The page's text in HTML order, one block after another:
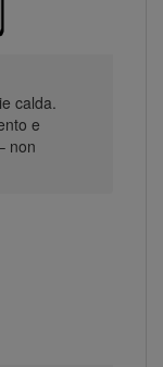
calda.
e
non